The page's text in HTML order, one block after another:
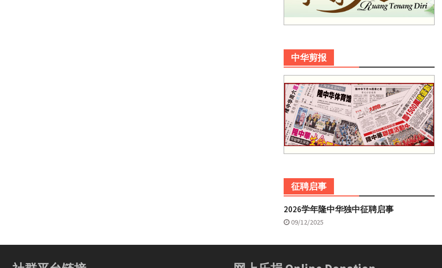
中华剪报
征聘启事
2026学年隆中华独中征聘启事
09/12/2025